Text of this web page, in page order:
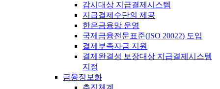
감시대상 지급결제시스템
지급결제수단의 제공
한은금융망 운영
국제금융전문표준(ISO 20022) 도입
결제부족자금 지원
결제완결성 보장대상 지급결제시스템
지정
금융정보화